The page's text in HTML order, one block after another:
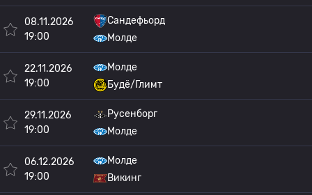
08.11.2026
19:00
Сандефьорд
Молде
22.11.2026
19:00
Молде
Будё/Глимт
29.11.2026
19:00
Русенборг
Молде
06.12.2026
19:00
Молде
Викинг